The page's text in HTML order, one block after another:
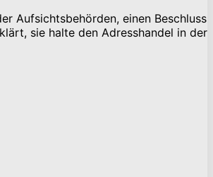
Aufsichtsbehörden, einen Beschluss
sie halte den Adresshandel in der